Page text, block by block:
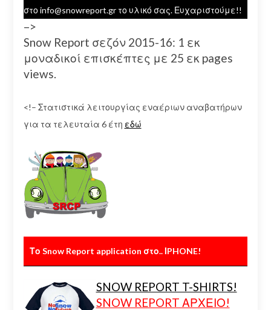
στο info@snowreport.gr το υλικό σας. Ευχαριστούμε!!
–>
Snow Report σεζόν 2015-16: 1 εκ
μοναδικοί επισκέπτες με 25 εκ pages
views.
<!– Στατιστικά λειτουργίας εναέριων αναβατήρων
για τα τελευταία 6 έτη εδώ
Το Snow Report application στο.. ΙPHONE!
SNOW REPORT T-SHIRTS!
SNOW REPORT ΑΡΧΕΙΟ!